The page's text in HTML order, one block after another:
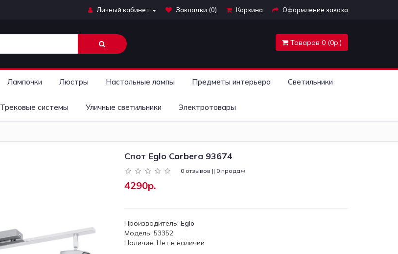
Личный кабинет Закладки (0) Корзина Оформление заказа
Товаров 0 (0р.)
Лампочки Люстры Настольные лампы Предметы интерьера Светильники
Трековые системы Уличные светильники Электротовары
Спот Eglo Corbera 93674
0 отзывов || 0 продаж
4290р.
Производитель: Eglo
Модель: 53352
Наличие: Нет в наличии